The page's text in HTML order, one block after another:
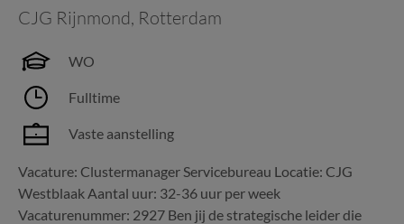
CJG Rijnmond, Rotterdam
WO
Fulltime
Vaste aanstelling
Vacature: Clustermanager Servicebureau Locatie: CJG
Westblaak Aantal uur: 32-36 uur per week
Vacaturenummer: 2927 Ben jij de strategische leider die